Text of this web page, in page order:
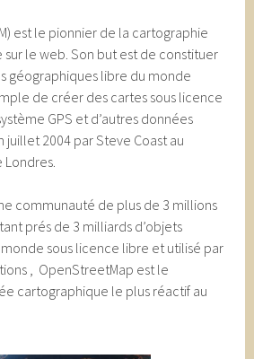
est le pionnier de la cartographie
le web. Son but est de constituer
géographiques libre du monde
de créer des cartes sous licence
GPS et d’autres données
juillet 2004 par Steve Coast au
Londres.
communauté de plus de 3 millions
prés de 3 milliards d’objets
sous licence libre et utilisé par
, OpenStreetMap est le
cartographique le plus réactif au